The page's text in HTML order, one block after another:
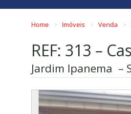
Home Imóveis Venda
REF: 313 –
Jardim Ipanema –